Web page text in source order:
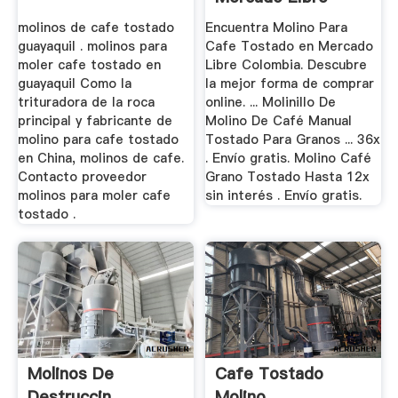
molinos de cafe tostado
guayaquil . molinos para
moler cafe tostado en
guayaquil Como la
trituradora de la roca
principal y fabricante de
molino para cafe tostado
en China, molinos de cafe.
Contacto proveedor
molinos para moler cafe
tostado .
Colombia
Encuentra Molino Para
Cafe Tostado en Mercado
Libre Colombia. Descubre
la mejor forma de comprar
online. ... Molinillo De
Molino De Café Manual
Tostado Para Granos ... 36x
. Envío gratis. Molino Café
Grano Tostado Hasta 12x
sin interés . Envío gratis.
Molinos De
Cafe Tostado